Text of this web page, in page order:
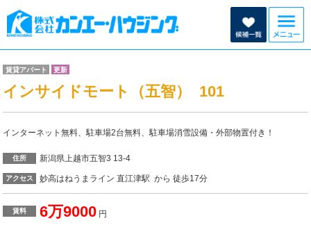
賃貸アパート 更新
インサイドモート（五智） 101
インターネット無料、駐車場2台無料、駐車場消雪設備・外部物置付き！
住所 新潟県上越市五智3 13-4
アクセス 妙高はねうまライン 直江津駅 から 徒歩17分
賃料 6万9000 円